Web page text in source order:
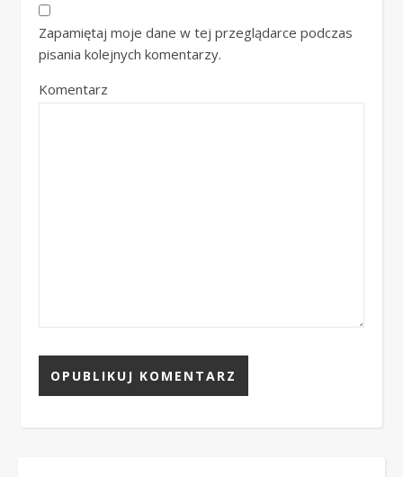
Zapamiętaj moje dane w tej przeglądarce podczas
pisania kolejnych komentarzy.
Komentarz